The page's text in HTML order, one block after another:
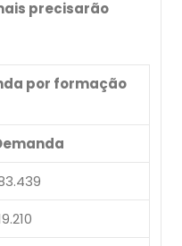
precisarão
por formação